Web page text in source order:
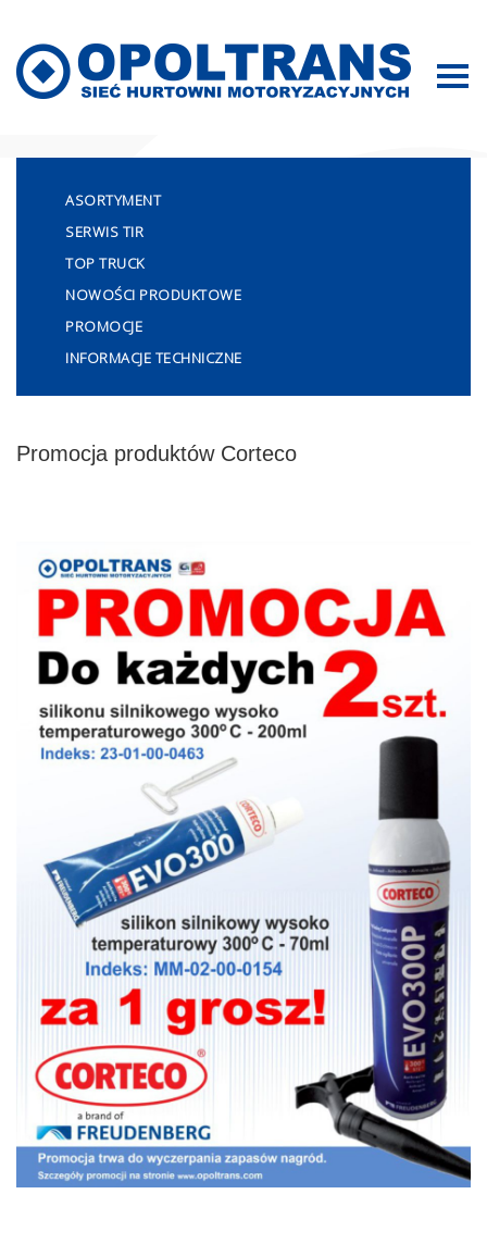
ASORTYMENT
SERWIS TIR
TOP TRUCK
NOWOŚCI PRODUKTOWE
PROMOCJE
INFORMACJE TECHNICZNE
Promocja produktów Corteco